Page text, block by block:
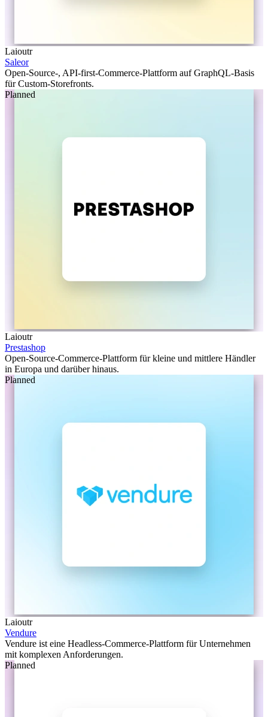
Laioutr
Saleor
Open-Source-, API-first-Commerce-Plattform auf GraphQL-Basis
für Custom-Storefronts.
Planned
Laioutr
Prestashop
Open-Source-Commerce-Plattform für kleine und mittlere Händler
in Europa und darüber hinaus.
Planned
Laioutr
Vendure
Vendure ist eine Headless-Commerce-Plattform für Unternehmen
mit komplexen Anforderungen.
Planned